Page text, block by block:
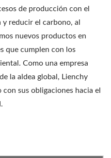
de producción con el
reducir el carbono, al
nuevos productos en
que cumplen con los
Como una empresa
la aldea global, Lienchy
sus obligaciones hacia el